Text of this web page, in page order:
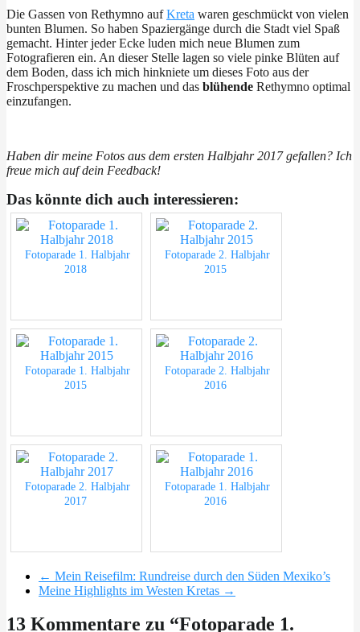
Die Gassen von Rethymno aufKreta waren geschmückt von vielen
bunten Blumen. So haben Spaziergänge durch die Stadt viel Spaß
gemacht. Hinter jeder Ecke luden mich neue Blumen zum
Fotografieren ein. An dieser Stelle lagen so viele pinke Blüten auf
dem Boden, dass ich mich hinkniete um dieses Foto aus der
Froschperspektive zu machen und das blühende Rethymno optimal
einzufangen.
Haben dir meine Fotos aus dem ersten Halbjahr 2017 gefallen? Ich
freue mich auf dein Feedback!
Das könnte dich auch interessieren:
Fotoparade 1. Halbjahr
2018
Fotoparade 2. Halbjahr
2015
Fotoparade 1. Halbjahr
2015
Fotoparade 2. Halbjahr
2016
Fotoparade 2. Halbjahr
2017
Fotoparade 1. Halbjahr
2016
← Mein Reisefilm: Rundreise durch den Süden Mexiko’s
Meine Highlights im Westen Kretas →
13 Kommentare zu “Fotoparade 1.